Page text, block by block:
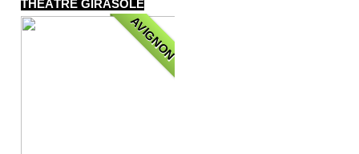
THÉÂTRE GIRASOLE
AVIGNON